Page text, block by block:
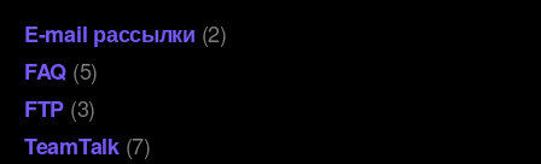
E-mail рассылки (2)
FAQ (5)
FTP (3)
TeamTalk(7)